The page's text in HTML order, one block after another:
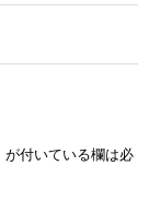
が付いている欄は必